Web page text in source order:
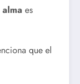
alma es
que el